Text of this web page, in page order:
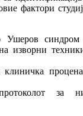
фактори
Ушеров
изворни
за